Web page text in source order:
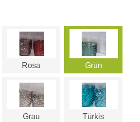
Rosa Grün
Grau Türkis